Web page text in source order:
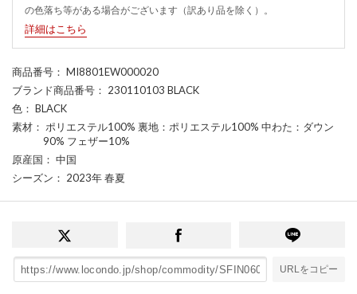
の色落ち等がある場合がございます（訳あり品を除く）。
詳細はこちら
商品番号 ： MI8801EW000020
ブランド商品番号 ： 230110103 BLACK
色 ： BLACK
素材 ： ポリエステル100% 裏地：ポリエステル100% 中わた：ダウン
90% フェザー10%
原産国 ： 中国
シーズン ： 2023年 春夏
URLをコピー